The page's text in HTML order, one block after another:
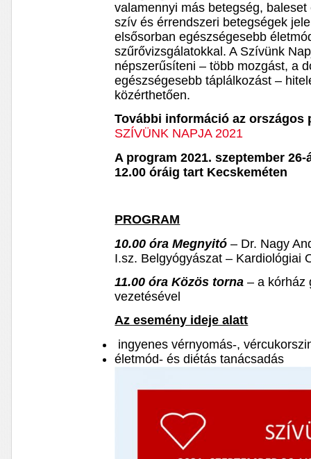
valamennyi más betegség,
szív és érrendszeri betegségek
elsősorban egészségesebb
szűrővizsgálatokkal. A Szívünk
népszerűsíteni – több mozgást, a
egészségesebb táplálkozást –
közérthetően.
További információ az országos
SZÍVÜNK NAPJA 2021
A program 2021. szeptember
12.00 óráig tart Kecskeméten
PROGRAM
10.00 óra Megnyitó – Dr. Nagy
I.sz. Belgyógyászat – Kardiológiai
11.00 óra Közös torna – a kórház
vezetésével
Az esemény ideje alatt
ingyenes vérnyomás-,
életmód- és diétás tanácsadás